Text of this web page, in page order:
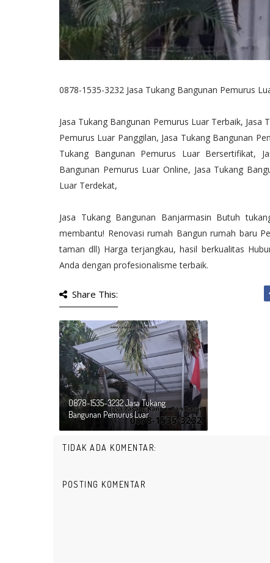
0878-1535-3232 Jasa Tukang Bangunan Pemurus
Jasa Tukang Bangunan Pemurus Luar Terbaik,
Pemurus Luar Panggilan, Jasa Tukang Bangunan
Tukang Bangunan Pemurus Luar Bersertifikat,
Bangunan Pemurus Luar Online, Jasa Tukang
Luar Terdekat,
Jasa Tukang Bangunan Banjarmasin Butuh
membantu! Renovasi rumah Bangun rumah baru
taman dll) Harga terjangkau, hasil berkualitas
Anda dengan profesionalisme terbaik.
Share This:
0878-1535-3232 Jasa Tukang
Bangunan Pemurus Luar
TIDAK ADA KOMENTAR:
POSTING KOMENTAR